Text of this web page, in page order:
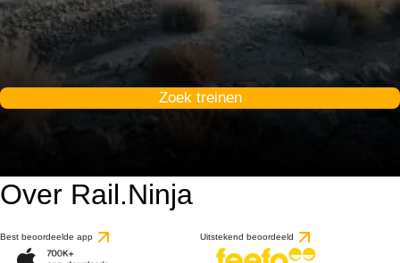
Zoek treinen
Over Rail.Ninja
Best beoordeelde app Uitstekend beoordeeld